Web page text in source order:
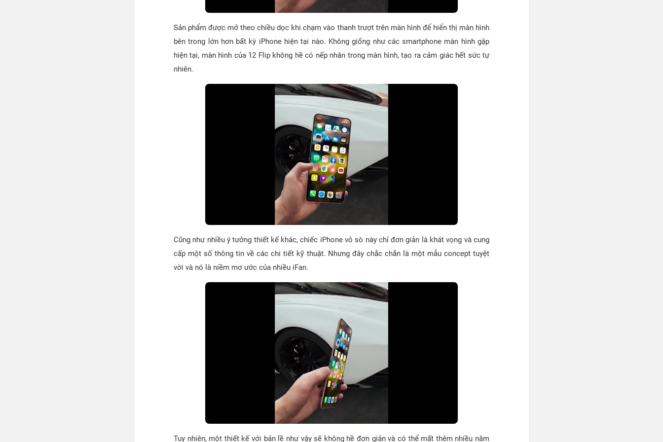
Sản phẩm được mở theo chiều dọc khi chạm vào thanh trượt trên màn hình để hiển thị màn hình
bên trong lớn hơn bất kỳ iPhone hiện tại nào. Không giống như các smartphone màn hình gập
hiện tại, màn hình của 12 Flip không hề có nếp nhăn trong màn hình, tạo ra cảm giác hết sức tự
nhiên.
Cũng như nhiều ý tưởng thiết kế khác, chiếc iPhone vỏ sò này chỉ đơn giản là khát vọng và cung
cấp một số thông tin về các chi tiết kỹ thuật. Nhưng đây chắc chắn là một mẫu concept tuyệt
vời và nó là niềm mơ ước của nhiều iFan.
Tuy nhiên, một thiết kế với bản lề như vậy sẽ không hề đơn giản và có thể mất thêm nhiều năm